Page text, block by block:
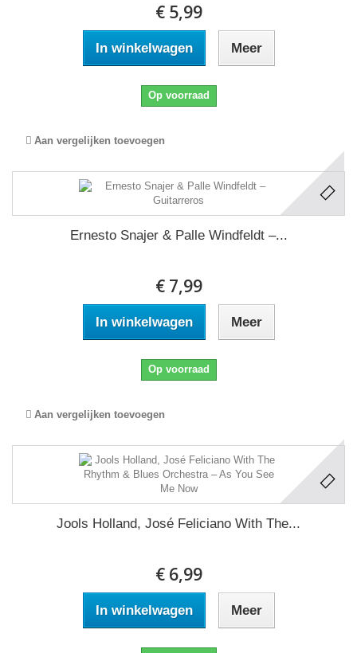
€ 5,99
In winkelwagen Meer
Op voorraad
Aan vergelijken toevoegen
Ernesto Snajer & Palle Windfeldt ‎–...
€ 7,99
In winkelwagen Meer
Op voorraad
Aan vergelijken toevoegen
Jools Holland, José Feliciano With The...
€ 6,99
In winkelwagen Meer